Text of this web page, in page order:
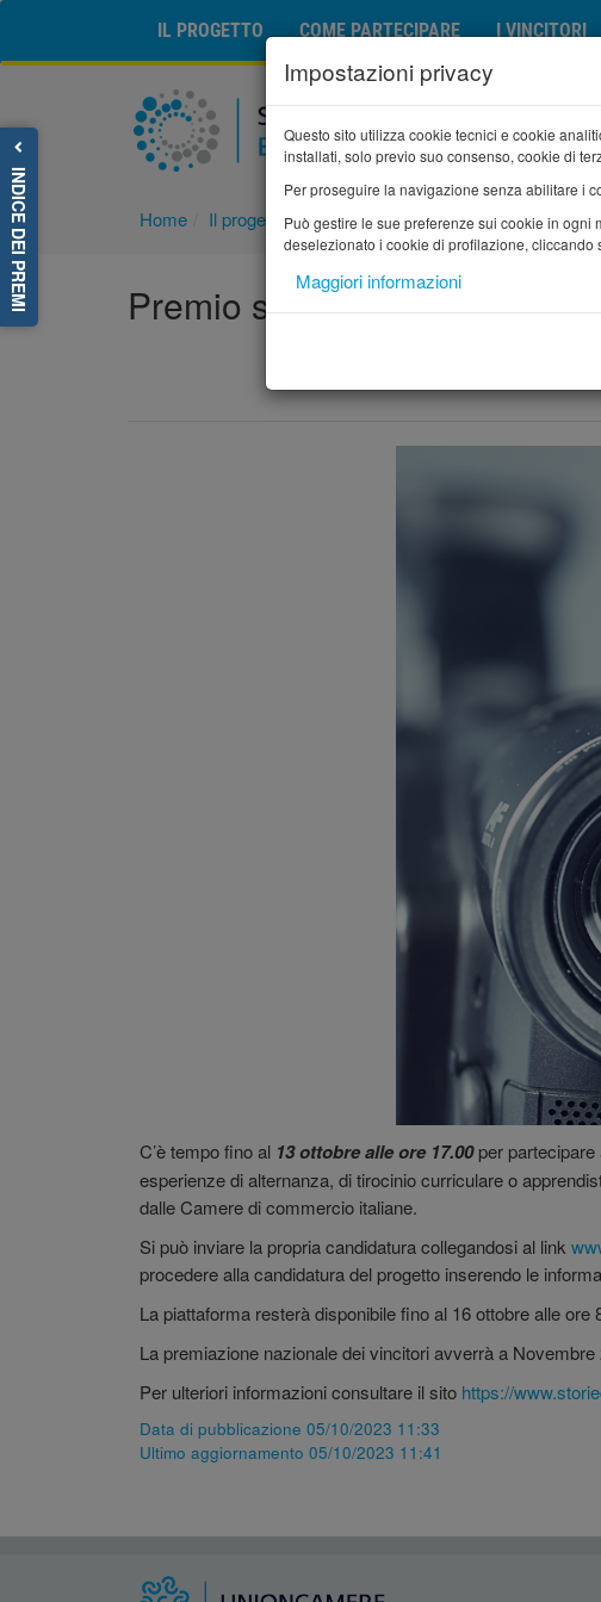
IL PROGETTO COME PARTECIPARE I VINCITORI
Home Il progetto News Premio storie di alternanza
Premio storie di alternanza
C’è tempo fino al 13 ottobre alle ore 17.00per partecipare
esperienze di alternanza, di tirocinio curriculare o
dalle Camere di commercio italiane.
Si può inviare la propria candidatura collegandosi al link
procedere alla candidatura del progetto inserendo le
La piattaforma resterà disponibile fino al 16 ottobre alle
La premiazione nazionale dei vincitori avverrà a Novembre
Per ulteriori informazioni consultare il sito https://
Data di pubblicazione 05/10/2023 11:33
Ultimo aggiornamento 05/10/2023 11:41
INDICE DEI PREMI
Impostazioni privacy
Questo sito utilizza cookie tecnici e cookie
installati, solo previo suo consenso, cookie di
Per proseguire la navigazione senza abilitare i
Può gestire le sue preferenze sui cookie in
deselezionato i cookie di profilazione, cliccando
Maggiori informazioni